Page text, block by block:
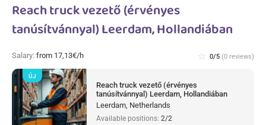
Reach truck vezető (érvényes
tanúsítvánnyal) Leerdam, Hollandiában
Salary: from 17,13€/h star_border 0/5 (0 reviews)
Reach truck vezető (érvényes
tanúsítvánnyal) Leerdam, Hollandiában
Leerdam, Netherlands
Available positions: 2/2
ÚJ